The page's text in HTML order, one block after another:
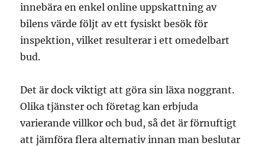
innebära en enkel online uppskattning av
bilens värde följt av ett fysiskt besök för
inspektion, vilket resulterar i ett omedelbart
bud.
Det är dock viktigt att göra sin läxa noggrant.
Olika tjänster och företag kan erbjuda
varierande villkor och bud, så det är förnuftigt
att jämföra flera alternativ innan man beslutar